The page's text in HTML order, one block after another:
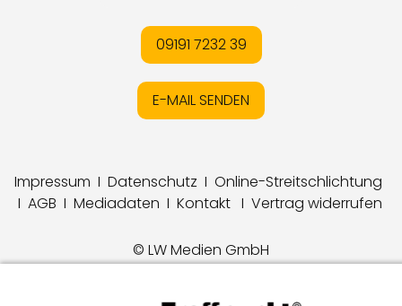
09191 7232 39
E-MAIL SENDEN
Impressum I Datenschutz I Online-Streitschlichtung
I AGB I Mediadaten I Kontakt I Vertrag widerrufen
© LW Medien GmbH